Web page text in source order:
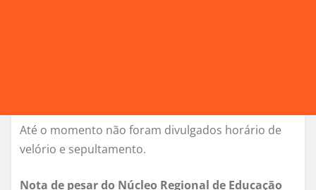
Até o momento não foram divulgados horário de
velório e sepultamento.
Nota de pesar do Núcleo Regional de Educação